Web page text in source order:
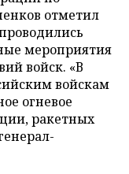
отметил
мероприятия
войск. «В
войскам
огневое
ракетных